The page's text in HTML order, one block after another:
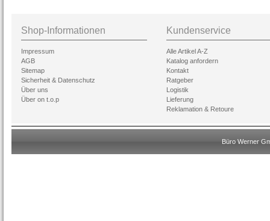
Shop-Informationen
Impressum
AGB
Sitemap
Sicherheit & Datenschutz
Über uns
Über on t.o.p
Kundenservice
Alle Artikel A-Z
Katalog anfordern
Kontakt
Ratgeber
Logistik
Lieferung
Reklamation & Retoure
Büro Werner